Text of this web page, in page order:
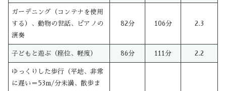
ガーデニング（コンテナを使用
する）、動物の世話、ピアノの
演奏
82分 106分 2.3
子どもと遊ぶ（座位、軽度） 86分 111分 2.2
ゆっくりした歩行（平地、非常
に遅い＝53m/分未満、散歩ま